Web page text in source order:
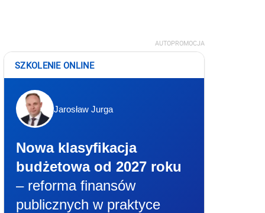
AUTOPROMOCJA
SZKOLENIE ONLINE
Jarosław Jurga
Nowa klasyfikacja
budżetowa od 2027 roku
– reforma finansów
publicznych w praktyce